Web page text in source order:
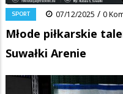
SPORT 07/12/2025 / 0
Młode piłkarskie
Suwałki Arenie